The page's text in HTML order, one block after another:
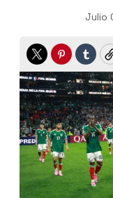
Julio
Twitter